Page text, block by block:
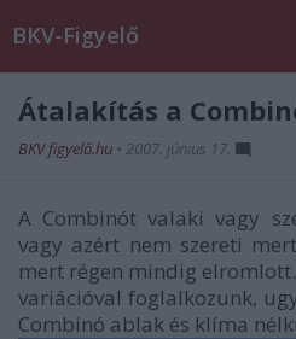
BKV-Figyelő
Átalakítás a
BKV figyelő.hu • 2007. június 17.
A Combinót valaki vagy
vagy azért nem szereti
mert régen mindig
variációval foglalkozunk,
Combinó ablak és klíma